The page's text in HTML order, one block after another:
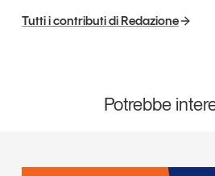
Tutti i contributi di Redazione
Potrebbe